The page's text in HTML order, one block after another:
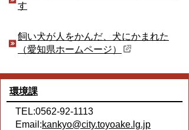
す
飼い犬が人をかんだ、犬にかまれた
（愛知県ホームページ）
環境課
TEL:0562-92-1113
Email:kankyo@city.toyoake.lg.jp